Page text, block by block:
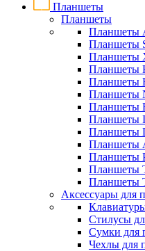
Планшеты
Планшеты
Планшеты
Планшеты
Планшеты
Планшеты
Планшеты
Планшеты
Планшеты
Планшеты
Планшеты
Планшеты
Планшеты
Планшеты
Планшеты
Аксессуары для
Стилусы
Сумки для
Чехлы для